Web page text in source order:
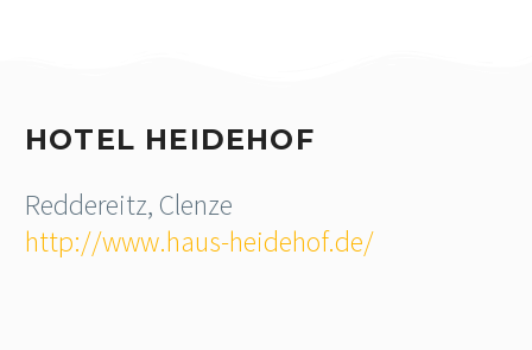
HOTEL HEIDEHOF
Reddereitz, Clenze
http://www.haus-heidehof.de/